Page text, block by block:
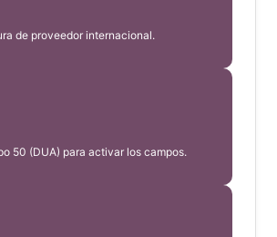
de proveedor internacional.
50 (DUA) para activar los campos.